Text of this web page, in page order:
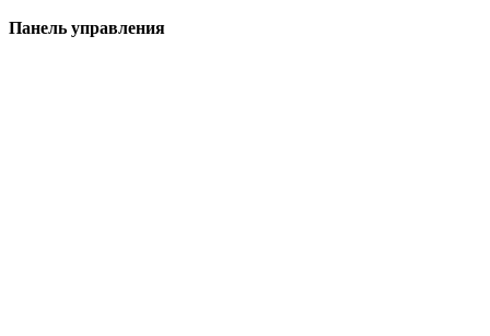
Панель управления